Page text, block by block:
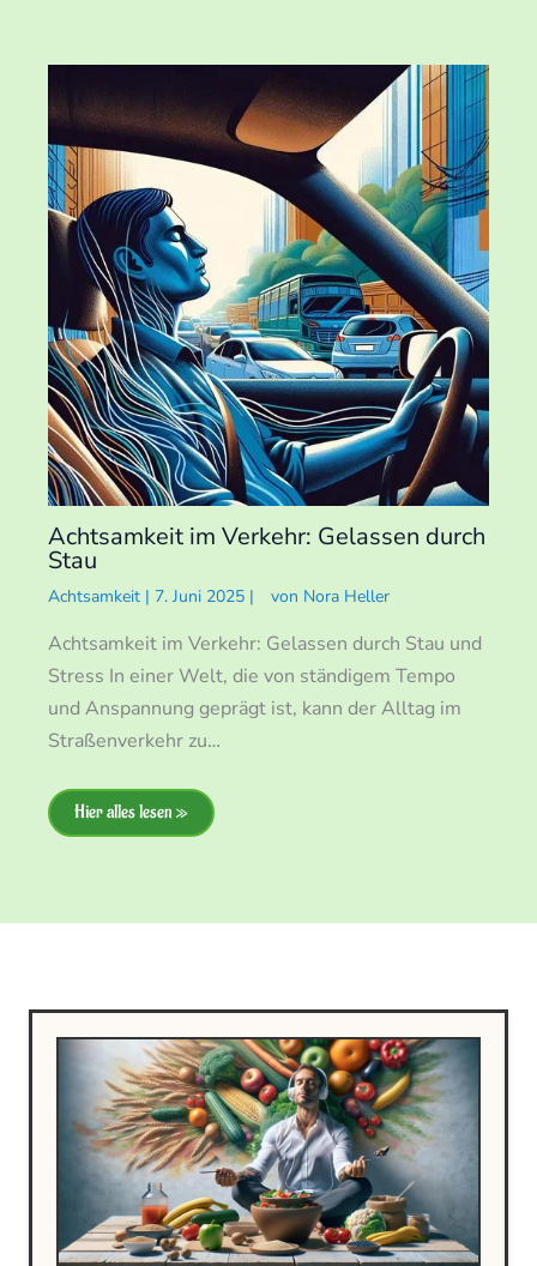
Achtsamkeit im Verkehr: Gelassen durch
Stau
Achtsamkeit | 7. Juni 2025 | von Nora Heller
Achtsamkeit im Verkehr: Gelassen durch Stau und
Stress In einer Welt, die von ständigem Tempo
und Anspannung geprägt ist, kann der Alltag im
Straßenverkehr zu…
Hier alles lesen »